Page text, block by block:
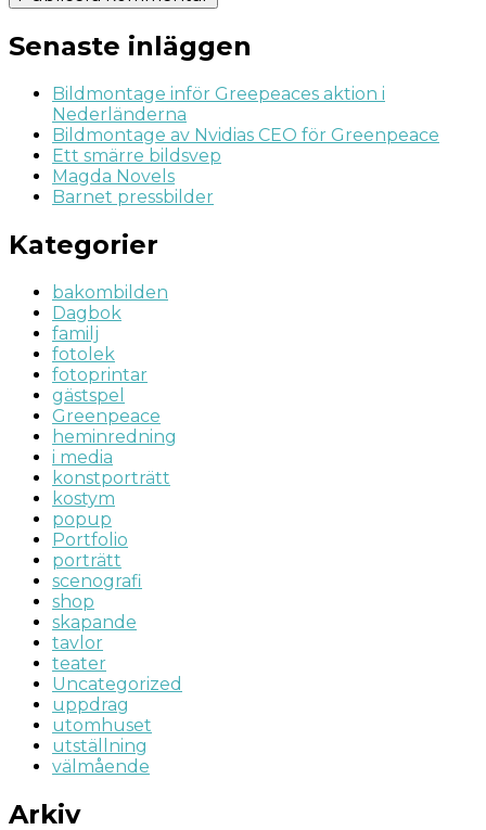
Senaste inläggen
Bildmontage inför Greepeaces aktion i
Nederländerna
Bildmontage av Nvidias CEO för Greenpeace
Ett smärre bildsvep
Magda Novels
Barnet pressbilder
Kategorier
bakombilden
Dagbok
familj
fotolek
fotoprintar
gästspel
Greenpeace
heminredning
i media
konstporträtt
kostym
popup
Portfolio
porträtt
scenografi
shop
skapande
tavlor
teater
Uncategorized
uppdrag
utomhuset
utställning
välmående
Arkiv